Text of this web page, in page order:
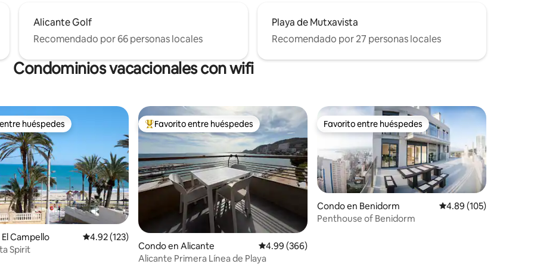
Alicante Golf
Recomendado por 66 personas locales
Playa de Mutxavista
Recomendado por 27 personas locales
Condominios vacacionales con wifi
huéspedes
huéspedes
Campello Calificación promedio: 4.92 de 5, 123 reseñas
4.92 (123)
Spirit
Favorito entre huéspedes preferido
Favorito entre huéspedes
Condo en Alicante Calificación promedio: 4.99 de 5, 366 reseñas
4.99 (366)
Alicante Primera Línea de Playa
Favorito entre huéspedes
Favorito entre huéspedes
Condo en Benidorm Calificación promedio:
4.89 (105)
Penthouse of Benidorm